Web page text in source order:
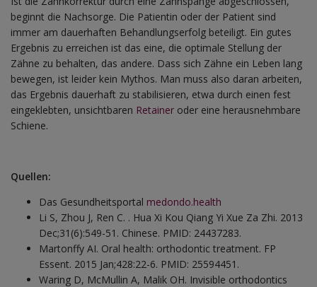
beginnt die Nachsorge. Die Patientin oder der Patient sind
immer am dauerhaften Behandlungserfolg beteiligt. Ein gutes
Ergebnis zu erreichen ist das eine, die optimale Stellung der
Zähne zu behalten, das andere. Dass sich Zähne ein Leben lang
bewegen, ist leider kein Mythos. Man muss also daran arbeiten,
das Ergebnis dauerhaft zu stabilisieren, etwa durch einen fest
eingeklebten, unsichtbaren Retainer oder eine herausnehmbare
Schiene.
Quellen:
Das Gesundheitsportal medondo.health
Li S, Zhou J, Ren C. . Hua Xi Kou Qiang Yi Xue Za Zhi. 2013
Dec;31(6):549-51. Chinese. PMID: 24437283.
Martonffy AI. Oral health: orthodontic treatment. FP
Essent. 2015 Jan;428:22-6. PMID: 25594451.
Waring D, McMullin A, Malik OH. Invisible orthodontics